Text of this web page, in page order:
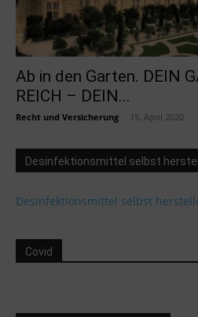
Ab in den Garten. DEIN
REICH – DEIN...
Recht und Versicherung 15. April 2020
Desinfektionsmittel selbst
Desinfektionsmittel selbst
Covid